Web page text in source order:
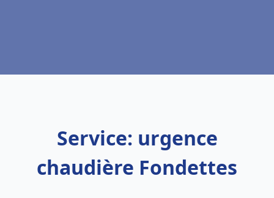
Service: urgence
chaudière Fondettes